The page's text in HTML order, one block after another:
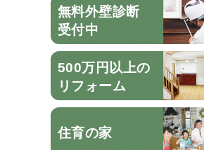
無料外壁診断
受付中
500万円以上の
リフォーム
住育の家